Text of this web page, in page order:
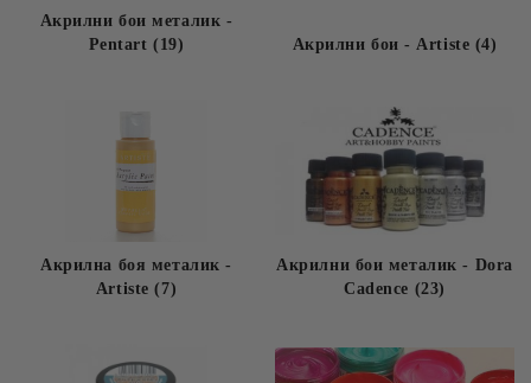
Акрилни бои металик -
Pentart (19)
Акрилни бои - Artiste (4)
Акрилна боя металик -
Artiste (7)
Акрилни бои металик - Dora
Cadence (23)